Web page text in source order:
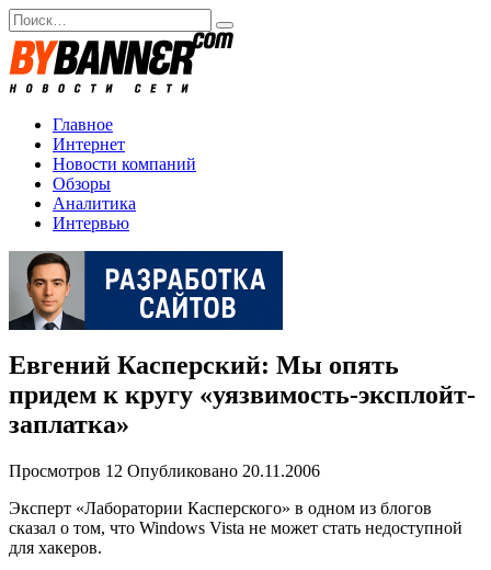
Перейти
к
содержанию
Search
for:
Главное
Интернет
Новости компаний
Обзоры
Аналитика
Интервью
Евгений Касперский: Мы опять
придем к кругу «уязвимость-эксплойт-
заплатка»
Просмотров 12 Опубликовано 20.11.2006
Эксперт «Лаборатории Касперского» в одном из блогов
сказал о том, что Windows Vista не может стать недоступной
для хакеров.